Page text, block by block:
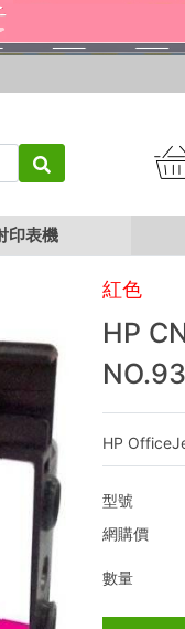
印表機
紅色
HP
HP
型號
網購價
數量